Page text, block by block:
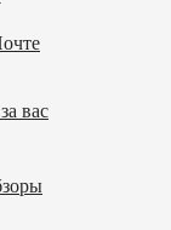
вас